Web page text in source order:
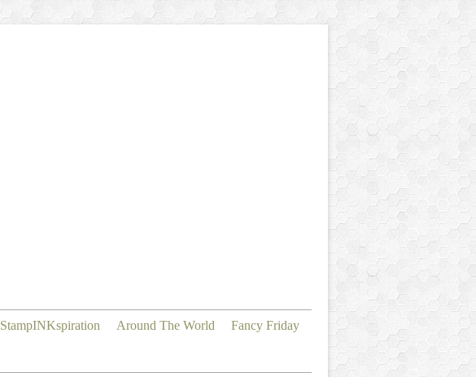
StampINKspiration Around The World Fancy Friday